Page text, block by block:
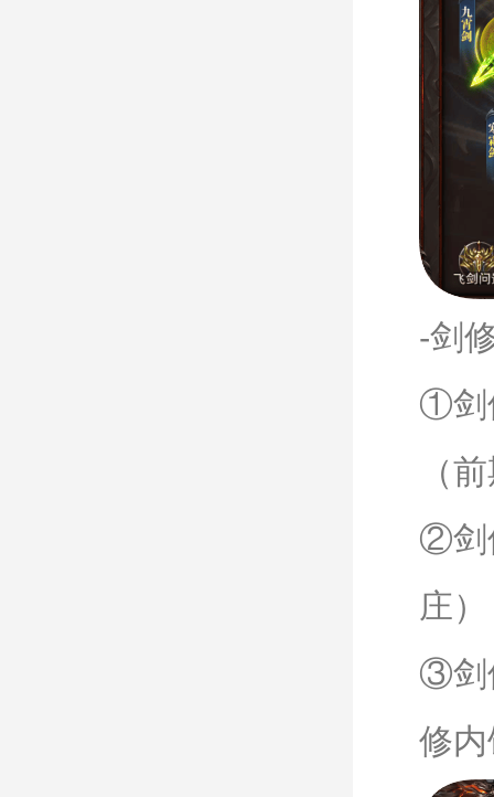
-剑
①剑
（
②剑
庄）
③剑
修